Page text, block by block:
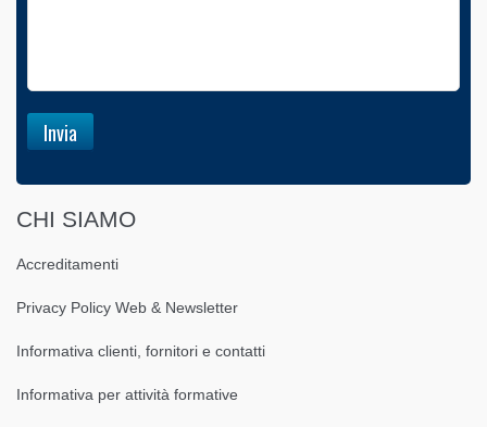
CHI SIAMO
Accreditamenti
Privacy Policy Web & Newsletter
Informativa clienti, fornitori e contatti
Informativa per attività formative